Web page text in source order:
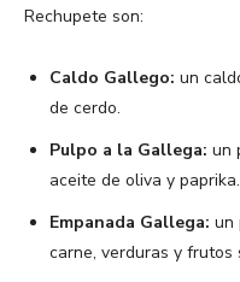
Rechupete son:
Caldo Gallego: un
de cerdo.
Pulpo a la Gallega: un
aceite de oliva y paprika.
Empanada Gallega: un
carne, verduras y frutos